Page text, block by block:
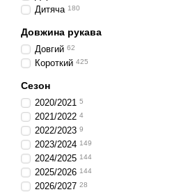
Дитяча 180
Довжина рукава
Довгий 62
Короткий 425
Сезон
2020/2021 5
2021/2022 4
2022/2023 9
2023/2024 149
2024/2025 144
2025/2026 144
2026/2027 28